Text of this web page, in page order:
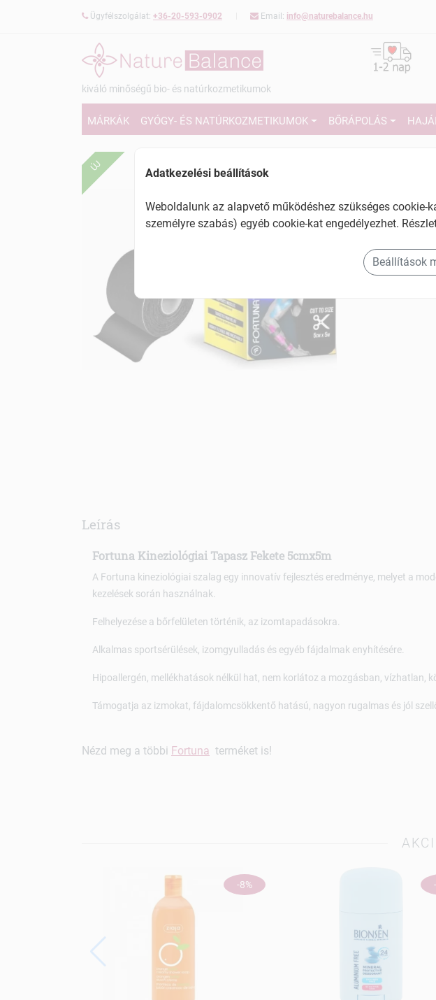
Ügyfélszolgálat: +36-20-593-0902 Email: info@naturebalance.hu
kiváló minőségű bio- és natúrkozmetikumok
MÁRKÁK GYÓGY- ÉS NATÚRKOZMETIKUMOK BŐRÁPOLÁS
ÚJ
Tartalom: 1 db
Leírás
Fortuna Kineziológiai Tapasz Fekete 5cmx5m
A Fortuna kineziológiai szalag egy innovatív fejlesztés eredménye, melyet a
kezelések során használnak.
Felhelyezése a bőrfelületen történik, az izomtapadásokra.
Alkalmas sportsérülések, izomgyulladás és egyéb fájdalmak enyhítésére.
Hipoallergén, mellékhatások nélkül hat, nem korlátoz a mozgásban, vízhatlan,
Támogatja az izmokat, fájdalomcsökkentő hatású, nagyon rugalmas és jól
Nézd meg a többi Fortuna terméket is!
-8%
Adatkezelési beállítások
Weboldalunk az alapvető működéshez szükséges
személyre szabás) egyéb cookie-kat engedélyezhet.
Beállítások